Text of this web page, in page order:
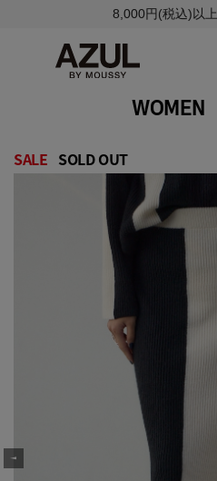
8,000円(税込)以
WOMEN
SALE SOLD OUT